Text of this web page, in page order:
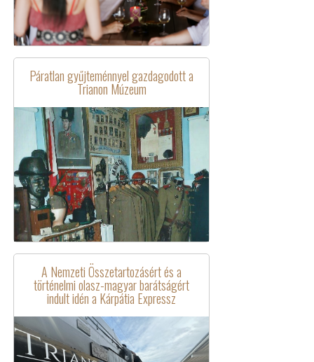
Páratlan gyűjteménnyel gazdagodott a
Trianon Múzeum
A Nemzeti Összetartozásért és a
történelmi olasz-magyar barátságért
indult idén a Kárpátia Expressz